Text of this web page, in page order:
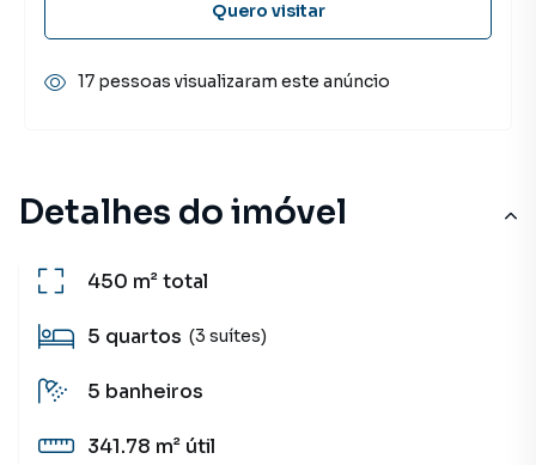
Detalhes do imóvel
450 m²total
5 quartos (3 suítes)
5 banheiros
341.78 m² útil
Quero visitar
17 pessoas visualizaram este anúncio